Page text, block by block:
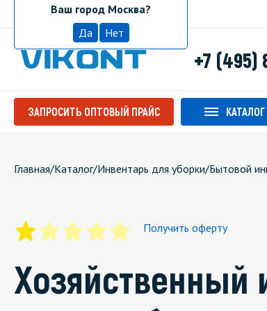
МоскваВаш город Москва?
Да
Нет
+7 (495)
ЗАПРОСИТЬ ОПТОВЫЙ ПРАЙС КАТАЛОГ
Главная/Каталог/Инвентарь для уборки/Бытовой
Получить оферту
Хозяйственный